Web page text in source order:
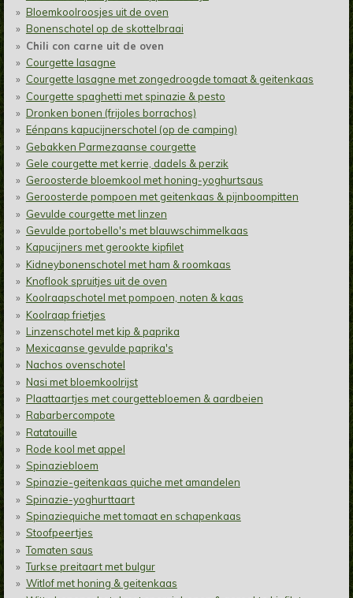
Bloemkoolroosjes uit de oven
Bonenschotel op de skottelbraai
Chili con carne uit de oven
Courgette lasagne
Courgette lasagne met zongedroogde tomaat & geitenkaas
Courgette spaghetti met spinazie & pesto
Dronken bonen (frijoles borrachos)
Eénpans kapucijnerschotel (op de camping)
Gebakken Parmezaanse courgette
Gele courgette met kerrie, dadels & perzik
Geroosterde bloemkool met honing-yoghurtsaus
Geroosterde pompoen met geitenkaas & pijnboompitten
Gevulde courgette met linzen
Gevulde portobello's met blauwschimmelkaas
Kapucijners met gerookte kipfilet
Kidneybonenschotel met ham & roomkaas
Knoflook spruitjes uit de oven
Koolraapschotel met pompoen, noten & kaas
Koolraap frietjes
Linzenschotel met kip & paprika
Mexicaanse gevulde paprika's
Nachos ovenschotel
Nasi met bloemkoolrijst
Plaattaartjes met courgettebloemen & aardbeien
Rabarbercompote
Ratatouille
Rode kool met appel
Spinaziebloem
Spinazie-geitenkaas quiche met amandelen
Spinazie-yoghurttaart
Spinaziequiche met tomaat en schapenkaas
Stoofpeertjes
Tomaten saus
Turkse preitaart met bulgur
Witlof met honing & geitenkaas